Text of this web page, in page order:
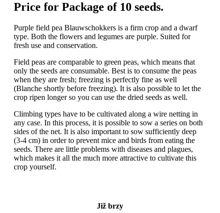
Price for Package of 10 seeds.
Purple field pea Blauwschokkers is a firm crop and a dwarf
type. Both the flowers and legumes are purple. Suited for
fresh use and conservation.
Field peas are comparable to green peas, which means that
only the seeds are consumable. Best is to consume the peas
when they are fresh; freezing is perfectly fine as well
(Blanche shortly before freezing). It is also possible to let the
crop ripen longer so you can use the dried seeds as well.
Climbing types have to be cultivated along a wire netting in
any case. In this process, it is possible to sow a series on both
sides of the net. It is also important to sow sufficiently deep
(3-4 cm) in order to prevent mice and birds from eating the
seeds. There are little problems with diseases and plagues,
which makes it all the much more attractive to cultivate this
crop yourself.
Již brzy